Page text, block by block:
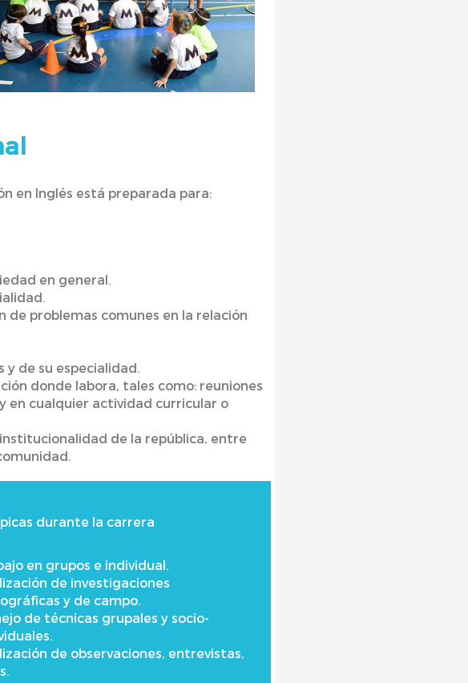
en Inglés está preparada para:
en general.
problemas comunes en la relación
de su especialidad.
donde labora, tales como: reuniones
en cualquier actividad curricular o
de la república, entre
durante la carrera
en grupos e individual.
de investigaciones
y de campo.
de técnicas grupales y socio-
de observaciones, entrevistas,